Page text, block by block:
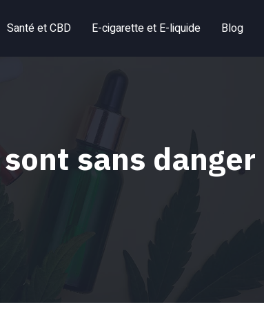
Santé et CBD E-cigarette et E-liquide Blog
sans danger